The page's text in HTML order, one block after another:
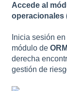
Accede al
operacionales
Inicia sesión
módulo de ORM
derecha
gestión de